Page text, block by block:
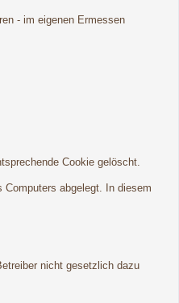
- im eigenen Ermessen
Cookie gelöscht.
abgelegt. In diesem
nicht gesetzlich dazu